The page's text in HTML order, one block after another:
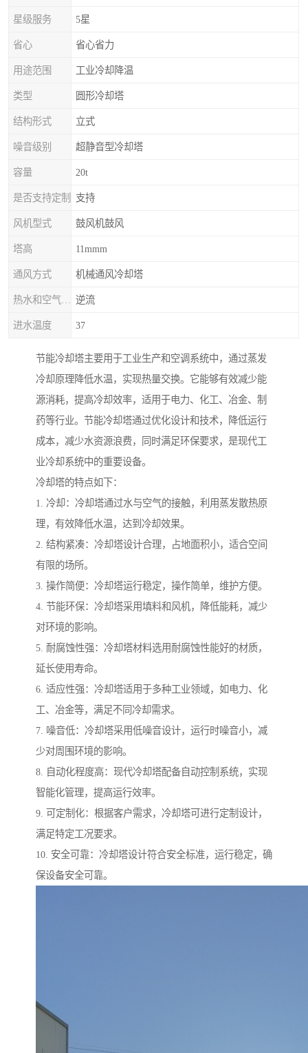
星级服务 5星
省心 省心省力
用途范围 工业冷却降温
类型 圆形冷却塔
结构形式 立式
噪音级别 超静音型冷却塔
容量 20t
是否支持定制 支持
风机型式 鼓风机鼓风
塔高 11mmm
通风方式 机械通风冷却塔
逆流
进水温度 37
节能冷却塔主要用于工业生产和空调系统中，通过蒸发
冷却原理降低水温，实现热量交换。它能够有效减少能
源消耗，提高冷却效率，适用于电力、化工、冶金、制
药等行业。节能冷却塔通过优化设计和技术，降低运行
成本，减少水资源浪费，同时满足环保要求，是现代工
业冷却系统中的重要设备。
冷却塔的特点如下：
1. 冷却：冷却塔通过水与空气的接触，利用蒸发散热原
理，有效降低水温，达到冷却效果。
2. 结构紧凑：冷却塔设计合理，占地面积小，适合空间
有限的场所。
3. 操作简便：冷却塔运行稳定，操作简单，维护方便。
4. 节能环保：冷却塔采用填料和风机，降低能耗，减少
对环境的影响。
5. 耐腐蚀性强：冷却塔材料选用耐腐蚀性能好的材质，
延长使用寿命。
6. 适应性强：冷却塔适用于多种工业领域，如电力、化
工、冶金等，满足不同冷却需求。
7. 噪音低：冷却塔采用低噪音设计，运行时噪音小，减
少对周围环境的影响。
8. 自动化程度高：现代冷却塔配备自动控制系统，实现
智能化管理，提高运行效率。
9. 可定制化：根据客户需求，冷却塔可进行定制设计，
满足特定工况要求。
10. 安全可靠：冷却塔设计符合安全标准，运行稳定，确
保设备安全可靠。